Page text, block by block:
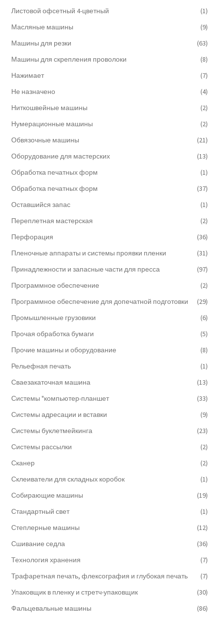
Листовой офсетный 4-цветный
(1)
Масляные машины
(9)
Машины для резки
(63)
Машины для скрепления проволоки
(8)
Нажимает
(7)
Не назначено
(4)
Ниткошвейные машины
(2)
Нумерационные машины
(2)
Обвязочные машины
(21)
Оборудование для мастерских
(13)
Обработка печатных форм
(1)
Обработка печатных форм
(37)
Оставшийся запас
(1)
Переплетная мастерская
(2)
Перфорация
(36)
Пленочные аппараты и системы проявки пленки
(31)
Принадлежности и запасные части для пресса
(97)
Программное обеспечение
(2)
Программное обеспечение для допечатной подготовки
(29)
Промышленные грузовики
(6)
Прочая обработка бумаги
(5)
Прочие машины и оборудование
(8)
Рельефная печать
(1)
Сваезакаточная машина
(13)
Системы "компьютер-планшет
(33)
Системы адресации и вставки
(9)
Системы буклетмейкинга
(23)
Системы рассылки
(2)
Сканер
(2)
Склеиватели для складных коробок
(1)
Собирающие машины
(19)
Стандартный свет
(1)
Степлерные машины
(12)
Сшивание седла
(36)
Технология хранения
(7)
Трафаретная печать, флексография и глубокая печать
(7)
Упаковщик в пленку и стретч-упаковщик
(30)
Фальцевальные машины
(86)